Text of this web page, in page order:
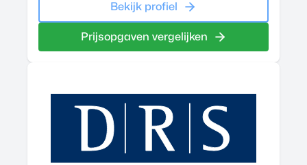
Bekijk profiel
Prijsopgaven vergelijken